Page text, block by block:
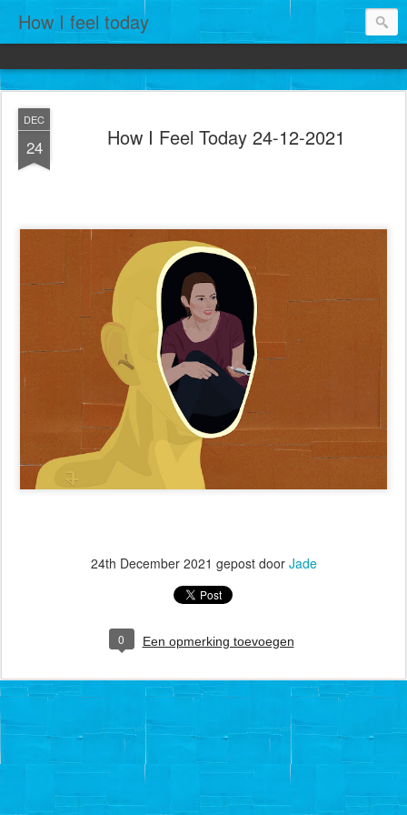
How I feel today
DEC
24 How I Feel Today 24-12-2021
24th December 2021 gepost door Jade
0 Een opmerking toevoegen